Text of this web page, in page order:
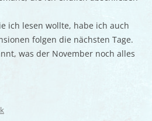
ich lesen wollte, habe ich auch
folgen die nächsten Tage.
was der November noch alles